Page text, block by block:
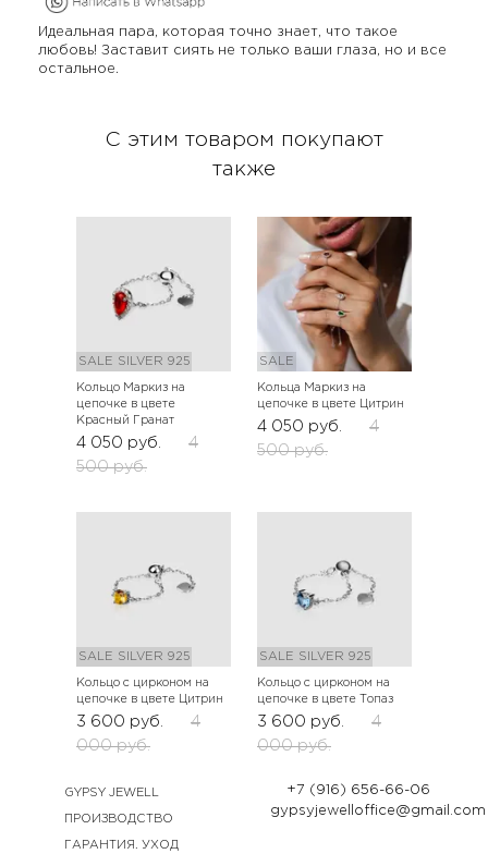
Идеальная пара, которая точно знает, что такое
любовь! Заставит сиять не только ваши глаза, но и все
остальное.
С этим товаром покупают
также
SALE SILVER 925
Кольцо Маркиз на
цепочке в цвете
Красный Гранат
4 050 руб.
4
500 руб.
SALE
Кольца Маркиз на
цепочке в цвете Цитрин
4 050 руб.
4
500 руб.
SALE SILVER 925
Кольцо с цирконом на
цепочке в цвете Цитрин
3 600 руб.
4
000 руб.
SALE SILVER 925
Кольцо с цирконом на
цепочке в цвете Топаз
3 600 руб.
4
000 руб.
GYPSY JEWELL
ПРОИЗВОДСТВО
ГАРАНТИЯ. УХОД
+7 (916) 656-66-06
gypsyjewelloffice@gmail.com